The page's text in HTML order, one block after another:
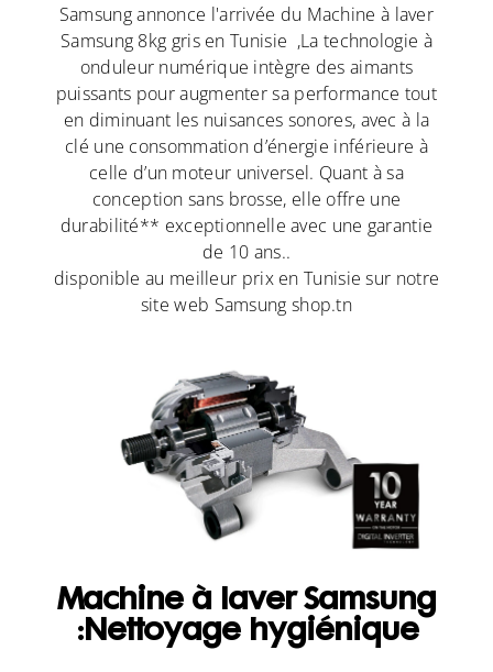
Samsung annonce l'arrivée du Machine à laver
Samsung 8kg gris en Tunisie ,La technologie à
onduleur numérique intègre des aimants
puissants pour augmenter sa performance tout
en diminuant les nuisances sonores, avec à la
clé une consommation d’énergie inférieure à
celle d’un moteur universel. Quant à sa
conception sans brosse, elle offre une
durabilité** exceptionnelle avec une garantie
de 10 ans..
disponible au meilleur prix en Tunisie sur notre
site web Samsung shop.tn
Machine à laver Samsung
:Nettoyage hygiénique